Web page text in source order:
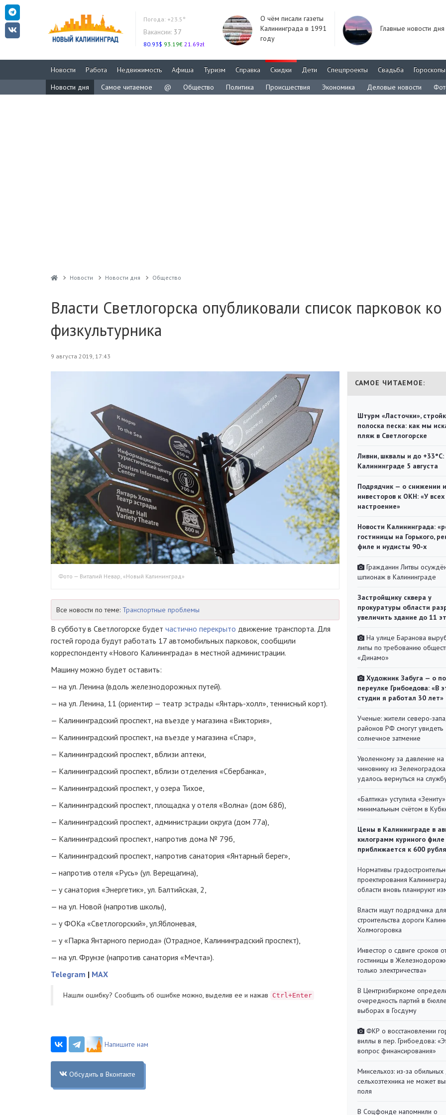
Погода: +23.5°
Вакансии: 37
80.93$ 93.19€ 21.69zł
О чём писали газеты
Калининграда в 1991
году
Главные новости дня
Новости Работа Недвижимость Афиша Туризм Справка Скидки Дети Спецпроекты Свадьба
Гороскопы
Новости дня
Самое читаемое @ Общество Политика Происшествия Экономика Деловые новости
Новости Новости дня Общество
Власти Светлогорска опубликовали список парковок
физкультурника
9 августа 2019, 17:43
Фото — Виталий Невар, «Новый Калининград»
Все новости по теме: Транспортные проблемы
В субботу в Светлогорске будет частично перекрыто движение транспорта. Для
гостей города будут работать 17 автомобильных парковок, сообщили
корреспонденту «Нового Калининграда» в местной администрации.
Машину можно будет оставить:
— на ул. Ленина (вдоль железнодорожных путей).
— на ул. Ленина, 11 (ориентир — театр эстрады «Янтарь-холл», теннисный корт).
— Калининградский проспект, на въезде у магазина «Виктория»,
— Калининградский проспект, на въезде у магазина «Спар»,
— Калининградский проспект, вблизи аптеки,
— Калининградский проспект, вблизи отделения «Сбербанка»,
— Калининградский проспект, у озера Тихое,
— Калининградский проспект, площадка у отеля «Волна» (дом 68б),
— Калининградский проспект, администрации округа (дом 77а),
— Калининградский проспект, напротив дома № 79б,
— Калининградский проспект, напротив санатория «Янтарный берег»,
— напротив отеля «Русь» (ул. Верещагина),
— у санатория «Энергетик», ул. Балтийская, 2,
— на ул. Новой (напротив школы),
— у ФОКа «Светлогорский», ул.Яблоневая,
— у «Парка Янтарного периода» (Отрадное, Калининградский проспект),
— на ул. Фрунзе (напротив санатория «Мечта»).
Telegram | MAX
Нашли ошибку? Cообщить об ошибке можно, выделив ее и нажав Ctrl+Enter
Напишите нам
Обсудить в Вконтакте
САМОЕ ЧИТАЕМОЕ:
Штурм «Ласточки»,
полоска песка: как мы
пляж в Светлогорске
Ливни, шквалы и до +33°С:
Калининграде 5 августа
Подрядчик — о снижении
инвесторов к ОКН: «У
настроение»
Новости Калининграда:
гостиницы на Горького,
филе и нудисты 90-х
Гражданин Литвы
шпионаж в Калининграде
Застройщику сквера у
прокуратуры области
увеличить здание до 11
На улице Баранова
липы по требованию
«Динамо»
Художник Забуга — о
переулке Грибоедова: «В
студии я работал 30 лет»
Ученые: жители северо-
районов РФ смогут увидеть
солнечное затмение
Уволенному за давление на
чиновнику из
удалось вернуться на
«Балтика» уступила
минимальным счётом в
Цены в Калининграде в
килограмм куриного филе
приближается к 600
Нормативы
проектирования
области вновь планируют
Власти ищут подрядчика для
строительства дороги
Холмогоровка
Инвестор о сдвиге сроков
гостиницы в
только электричества»
В Центризбиркоме
очередность партий в
выборах в Госдуму
ФКР о восстановлении
виллы в пер. Грибоедова:
вопрос финансирования»
Минсельхоз: из-за
сельхозтехника не может
поля
В Соцфонде напомнили о